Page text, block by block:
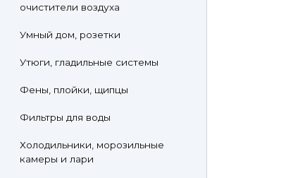
очистители воздуха
Умный дом, розетки
Утюги, гладильные системы
Фены, плойки, щипцы
Фильтры для воды
Холодильники, морозильные
камеры и лари